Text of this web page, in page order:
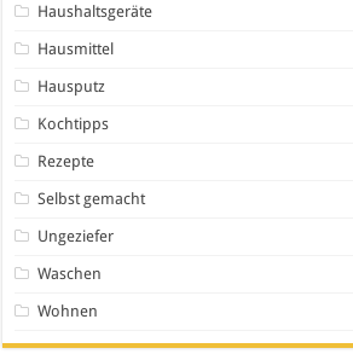
Haushaltsgeräte
Hausmittel
Hausputz
Kochtipps
Rezepte
Selbst gemacht
Ungeziefer
Waschen
Wohnen